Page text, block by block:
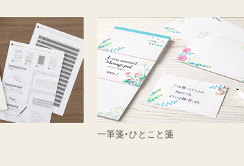
一筆箋・ひとこと箋